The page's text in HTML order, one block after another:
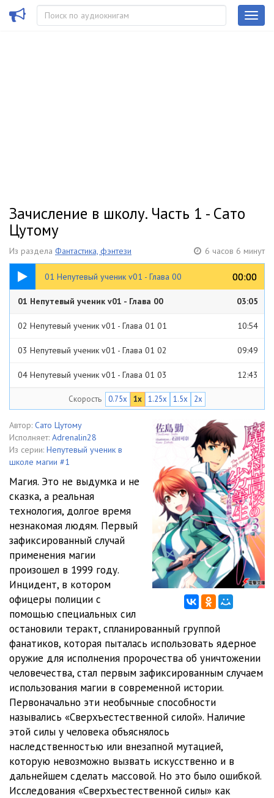
Зачисление в школу. Часть 1 - Сато
Цутому
Из раздела Фантастика, фэнтези 6 часов 6 минут
01 Непутевый ученик v01 - Глава 00 00:00
00:00
03:05
01 Непутевый ученик v01 - Глава 00 03:05
02 Непутевый ученик v01 - Глава 01 01 10:54
03 Непутевый ученик v01 - Глава 01 02 09:49
04 Непутевый ученик v01 - Глава 01 03 12:43
05 Непутевый ученик v01 - Глава 01 04
06 Непутевый ученик v01 - Глава 01 05 14:55
07 Непутевый ученик v01 - Глава 02 01 11:33
08 Непутевый ученик v01 - Глава 02 02 13:24
09 Непутевый ученик v01 - Глава 02 03 06:32
10 Непутевый ученик v01 - Глава 02 04 14:38
11 Непутевый ученик v01 - Глава 02 05 14:01
12 Непутевый ученик v01 - Глава 02 06 12:19
13 Непутевый ученик v01 - Глава 02 07
14 Непутевый ученик v01 - Глава 03 01
15 Непутевый ученик v01 - Глава 03 02 14:15
16 Непутевый ученик v01 - Глава 03 03 13:38
17 Непутевый ученик v01 - Глава 03 04
18 Непутевый ученик v01 - Глава 03 05 09:23
19 Непутевый ученик v01 - Глава 03 06
20 Непутевый ученик v01 - Глава 03 07
21 Непутевый ученик v01 - Глава 03 08
Скорость 0.75x 1x 1.25x 1.5x 2x
Автор: Сато Цутому
Исполняет: Adrenalin28
Из серии: Непутевый ученик в
школе магии #1
Магия. Это не выдумка и не
сказка, а реальная
технология, долгое время
незнакомая людям. Первый
зафиксированный случай
применения магии
произошел в 1999 году.
Инцидент, в котором
офицеры полиции с
помощью специальных сил
остановили теракт, спланированный группой
фанатиков, которая пыталась использовать ядерное
оружие для исполнения пророчества об уничтожении
человечества, стал первым зафиксированным случаем
использования магии в современной истории.
Первоначально эти необычные способности
назывались «Сверхъестественной силой». Наличие
этой силы у человека объяснялось
наследственностью или внезапной мутацией,
которую невозможно вызвать искусственно и в
дальнейшем сделать массовой. Но это было ошибкой.
Исследования «Сверхъестественной силы» как